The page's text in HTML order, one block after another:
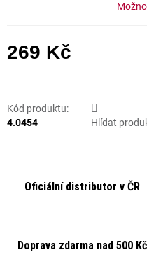
269 Kč
Kód produktu:
4.0454
Hlídat
Oficiální distributor v ČR
Doprava zdarma nad 500 Kč